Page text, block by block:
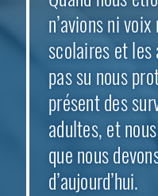
n’avions ni
scolaires et les
pas su nous
présent des
adultes, et
que nous
d’aujourd’hui.